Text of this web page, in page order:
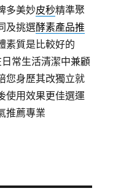
多美妙皮秒精準聚
及挑選酵素產品推
素質是比較好的
常生活清潔中兼顧
您身歷其改獨立就
使用效果更佳選運
推薦專業